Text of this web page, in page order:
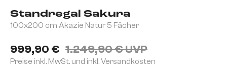
Standregal Sakura
100x200 cm Akazie Natur 5 Fächer
999,90 € 1.249,90 € UVP
Preise inkl. MwSt. und inkl. Versandkosten